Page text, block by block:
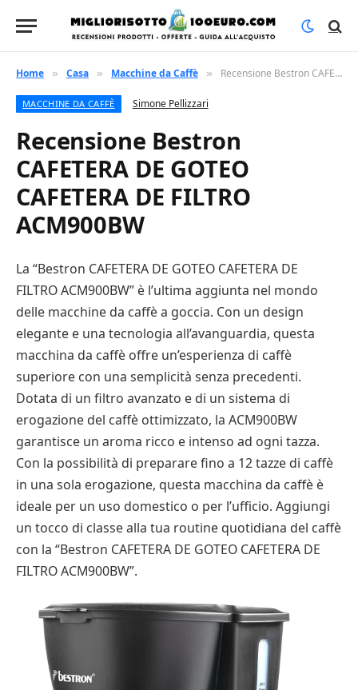
Home » Casa » Macchine da Caffè » Recensione Bestron CAFETERA DE GOTEO CAFETERA DE FILTRO ACM900BW
MACCHINE DA CAFFÈ Simone Pellizzari
Recensione Bestron
CAFETERA DE GOTEO
CAFETERA DE FILTRO
ACM900BW
La “Bestron CAFETERA DE GOTEO CAFETERA DE
FILTRO ACM900BW” è l’ultima aggiunta nel mondo
delle macchine da caffè a goccia. Con un design
elegante e una tecnologia all’avanguardia, questa
macchina da caffè offre un’esperienza di caffè
superiore con una semplicità senza precedenti.
Dotata di un filtro avanzato e di un sistema di
erogazione del caffè ottimizzato, la ACM900BW
garantisce un aroma ricco e intenso ad ogni tazza.
Con la possibilità di preparare fino a 12 tazze di caffè
in una sola erogazione, questa macchina da caffè è
ideale per un uso domestico o per l’ufficio. Aggiungi
un tocco di classe alla tua routine quotidiana del caffè
con la “Bestron CAFETERA DE GOTEO CAFETERA DE
FILTRO ACM900BW”.